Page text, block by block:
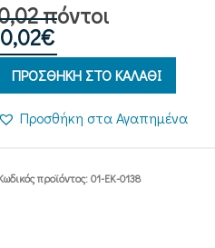
πόντοι
0,02€
ΠΡΟΣΘΗΚΗ ΣΤΟ ΚΑΛΑΘΙ
Προσθήκη στα Αγαπημένα
προϊόντος:01-ΕΚ-0138